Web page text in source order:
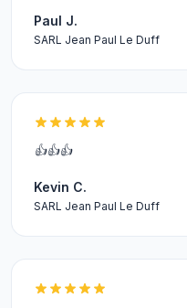
Paul J.
SARL Jean Paul Le Duff
👍👍👍
Kevin C.
SARL Jean Paul Le Duff